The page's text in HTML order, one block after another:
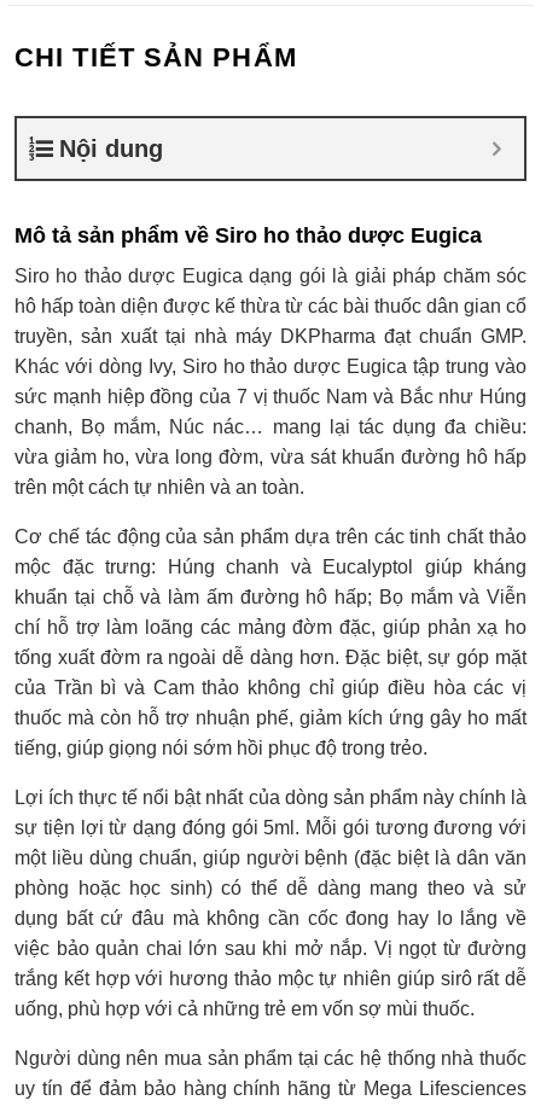
CHI TIẾT SẢN PHẨM
Nội dung
Mô tả sản phẩm về Siro ho thảo dược Eugica
Siro ho thảo dược Eugica dạng gói là giải pháp chăm sóc
hô hấp toàn diện được kế thừa từ các bài thuốc dân gian cổ
truyền, sản xuất tại nhà máy DKPharma đạt chuẩn GMP.
Khác với dòng Ivy, Siro ho thảo dược Eugica tập trung vào
sức mạnh hiệp đồng của 7 vị thuốc Nam và Bắc như Húng
chanh, Bọ mắm, Núc nác… mang lại tác dụng đa chiều:
vừa giảm ho, vừa long đờm, vừa sát khuẩn đường hô hấp
trên một cách tự nhiên và an toàn.
Cơ chế tác động của sản phẩm dựa trên các tinh chất thảo
mộc đặc trưng: Húng chanh và Eucalyptol giúp kháng
khuẩn tại chỗ và làm ấm đường hô hấp; Bọ mắm và Viễn
chí hỗ trợ làm loãng các mảng đờm đặc, giúp phản xạ ho
tống xuất đờm ra ngoài dễ dàng hơn. Đặc biệt, sự góp mặt
của Trần bì và Cam thảo không chỉ giúp điều hòa các vị
thuốc mà còn hỗ trợ nhuận phế, giảm kích ứng gây ho mất
tiếng, giúp giọng nói sớm hồi phục độ trong trẻo.
Lợi ích thực tế nổi bật nhất của dòng sản phẩm này chính là
sự tiện lợi từ dạng đóng gói 5ml. Mỗi gói tương đương với
một liều dùng chuẩn, giúp người bệnh (đặc biệt là dân văn
phòng hoặc học sinh) có thể dễ dàng mang theo và sử
dụng bất cứ đâu mà không cần cốc đong hay lo lắng về
việc bảo quản chai lớn sau khi mở nắp. Vị ngọt từ đường
trắng kết hợp với hương thảo mộc tự nhiên giúp sirô rất dễ
uống, phù hợp với cả những trẻ em vốn sợ mùi thuốc.
Người dùng nên mua sản phẩm tại các hệ thống nhà thuốc
uy tín để đảm bảo hàng chính hãng từ Mega Lifesciences